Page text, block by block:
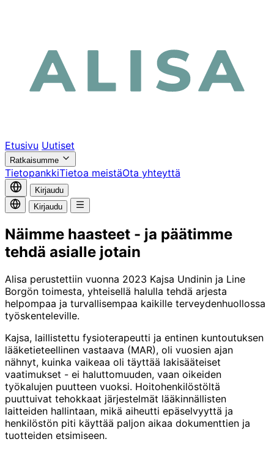
Etusivu Uutiset
Ratkaisumme
TietopankkiTietoa meistäOta yhteyttä
Kirjaudu
Kirjaudu
Näimme haasteet - ja päätimme
tehdä asialle jotain
Alisa perustettiin vuonna 2023 Kajsa Undinin ja Line
Borgön toimesta, yhteisellä halulla tehdä arjesta
helpompaa ja turvallisempaa kaikille terveydenhuollossa
työskenteleville.
Kajsa, laillistettu fysioterapeutti ja entinen kuntoutuksen
lääketieteellinen vastaava (MAR), oli vuosien ajan
nähnyt, kuinka vaikeaa oli täyttää lakisääteiset
vaatimukset - ei haluttomuuden, vaan oikeiden
työkalujen puutteen vuoksi. Hoitohenkilöstöltä
puuttuivat tehokkaat järjestelmät lääkinnällisten
laitteiden hallintaan, mikä aiheutti epäselvyyttä ja
henkilöstön piti käyttää paljon aikaa dokumenttien ja
tuotteiden etsimiseen.